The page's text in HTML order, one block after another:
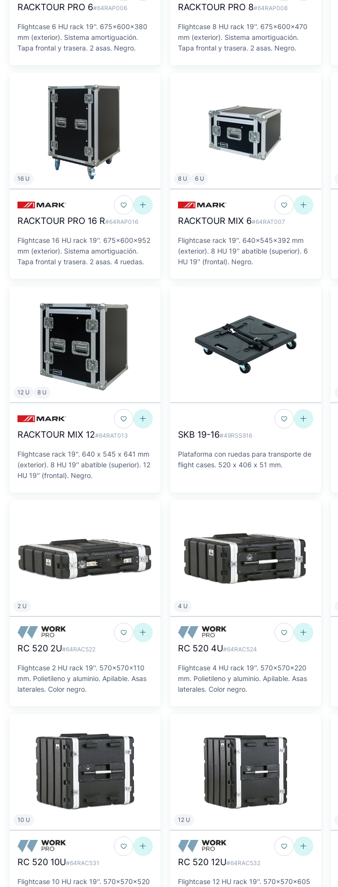
RACKTOUR PRO 6#64RAP006
Flightcase 6 HU rack 19''. 675x600x380
mm (exterior). Sistema amortiguación.
Tapa frontal y trasera. 2 asas. Negro.
RACKTOUR PRO 8#64RAP008
Flightcase 8 HU rack 19''. 675x600x470
mm (exterior). Sistema amortiguación.
Tapa frontal y trasera. 2 asas. Negro.
16 U
RACKTOUR PRO 16 R#64RAP016
Flightcase 16 HU rack 19''. 675x600x952
mm (exterior). Sistema amortiguación.
Tapa frontal y trasera. 2 asas. 4 ruedas.
8 U 6 U
RACKTOUR MIX 6#64RAT007
Flightcase rack 19''. 640x545x392 mm
(exterior). 8 HU 19'' abatible (superior). 6
HU 19'' (frontal). Negro.
12 U 8 U
RACKTOUR MIX 12#64RAT013
Flightcase rack 19''. 640 x 545 x 641 mm
(exterior). 8 HU 19'' abatible (superior). 12
HU 19'' (frontal). Negro.
SKB 19-16#49RSS916
Plataforma con ruedas para transporte de
flight cases. 520 x 406 x 51 mm.
2 U
RC 520 2U#64RAC522
Flightcase 2 HU rack 19''. 570x570x110
mm. Polietileno y aluminio. Apilable. Asas
laterales. Color negro.
4 U
RC 520 4U#64RAC524
Flightcase 4 HU rack 19''. 570x570x220
mm. Polietileno y aluminio. Apilable. Asas
laterales. Color negro.
10 U
RC 520 10U#64RAC531
Flightcase 10 HU rack 19''. 570x570x520
12 U
RC 520 12U#64RAC532
Flightcase 12 HU rack 19''. 570x570x605